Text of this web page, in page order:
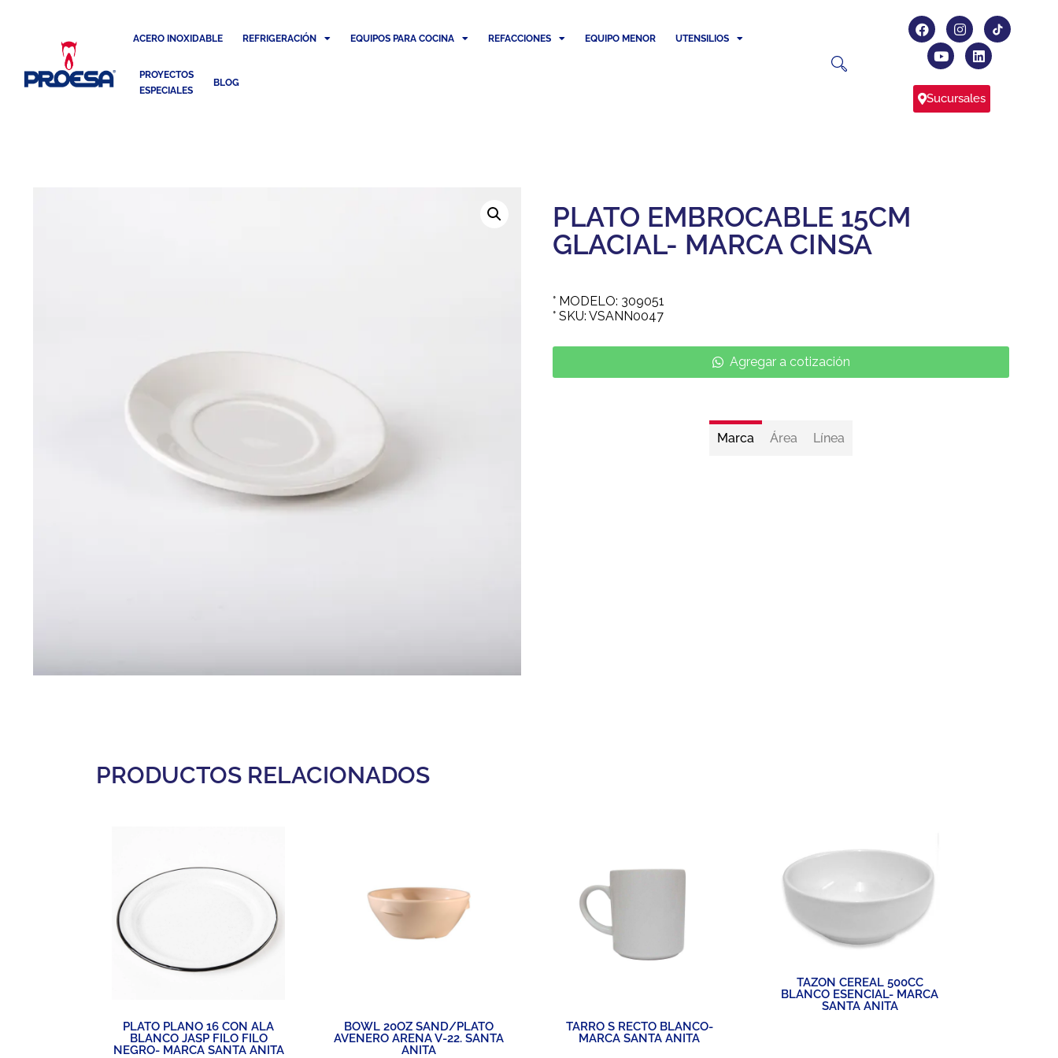
ACERO INOXIDABLE REFRIGERACIÓN EQUIPOS PARA COCINA REFACCIONES EQUIPO MENOR UTENSILIOS
PROYECTOS
ESPECIALES
BLOG
Sucursales
PLATO EMBROCABLE 15CM
GLACIAL- MARCA CINSA
° MODELO: 309051
° SKU: VSANN0047
Agregar a cotización
Marca Área Línea
PRODUCTOS RELACIONADOS
PLATO PLANO 16 CON ALA
BLANCO JASP FILO FILO
NEGRO- MARCA SANTA ANITA
BOWL 20OZ SAND/PLATO
AVENERO ARENA V-22. SANTA
ANITA
TARRO S RECTO BLANCO-
MARCA SANTA ANITA
TAZON CEREAL 500CC
BLANCO ESENCIAL- MARCA
SANTA ANITA